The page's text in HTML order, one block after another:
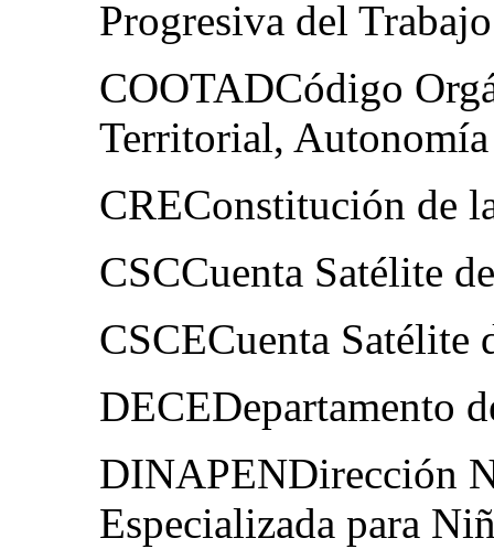
Progresiva del
COOTADCódigo
Territorial,
CREConstitución de
CSCCuenta Satélite
CSCECuenta Satélite
DECEDepartamento
DINAPENDirección
Especializada para